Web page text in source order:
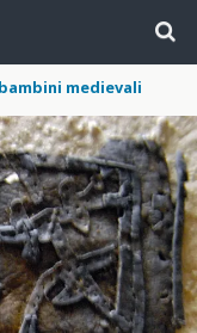
medievali